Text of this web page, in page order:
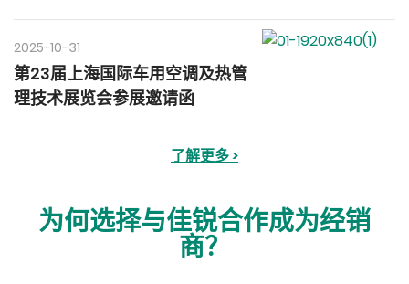
2025-10-31
第23届上海国际车用空调及热管
理技术展览会参展邀请函
了解更多 >
为何选择与佳锐合作成为经销
商？